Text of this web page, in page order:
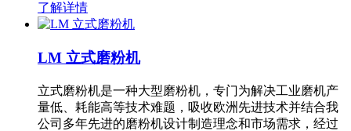
了解详情
LM 立式磨粉机
立式磨粉机是一种大型磨粉机，专门为解决工业磨机产
量低、耗能高等技术难题，吸收欧洲先进技术并结合我
公司多年先进的磨粉机设计制造理念和市场需求，经过